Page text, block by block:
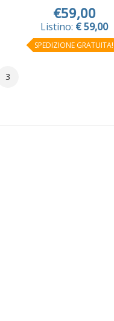
€59,00
Listino: € 59,00
SPEDIZIONE GRATUITA!
3